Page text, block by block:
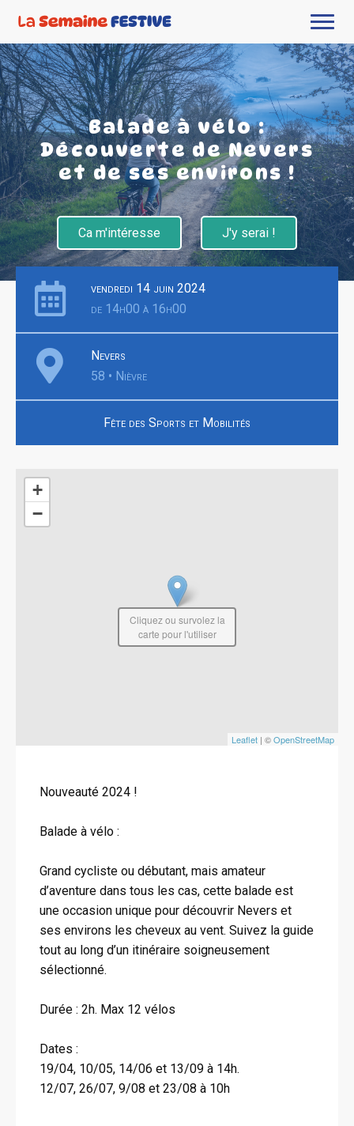
Balade à vélo :
Découverte de Nevers
et de ses environs !
Ca m'intéresse J'y serai !
vendredi 14 juin 2024
de 14h00 à 16h00
Nevers
58 • Nièvre
Fête des Sports et Mobilités
+
−
Leaflet | ©OpenStreetMap
Cliquez ou survolez la
carte pour l'utiliser
Nouveauté 2024 !
Balade à vélo :
Grand cycliste ou débutant, mais amateur
d’aventure dans tous les cas, cette balade est
une occasion unique pour découvrir Nevers et
ses environs les cheveux au vent. Suivez la guide
tout au long d’un itinéraire soigneusement
sélectionné.
Durée : 2h. Max 12 vélos
Dates :
19/04, 10/05, 14/06 et 13/09 à 14h.
12/07, 26/07, 9/08 et 23/08 à 10h